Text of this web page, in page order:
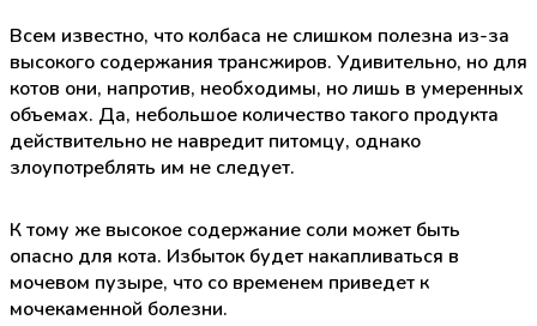
Всем известно, что колбаса не слишком полезна из-за
высокого содержания трансжиров. Удивительно, но для
котов они, напротив, необходимы, но лишь в умеренных
объемах. Да, небольшое количество такого продукта
действительно не навредит питомцу, однако
злоупотреблять им не следует.
К тому же высокое содержание соли может быть
опасно для кота. Избыток будет накапливаться в
мочевом пузыре, что со временем приведет к
мочекаменной болезни.